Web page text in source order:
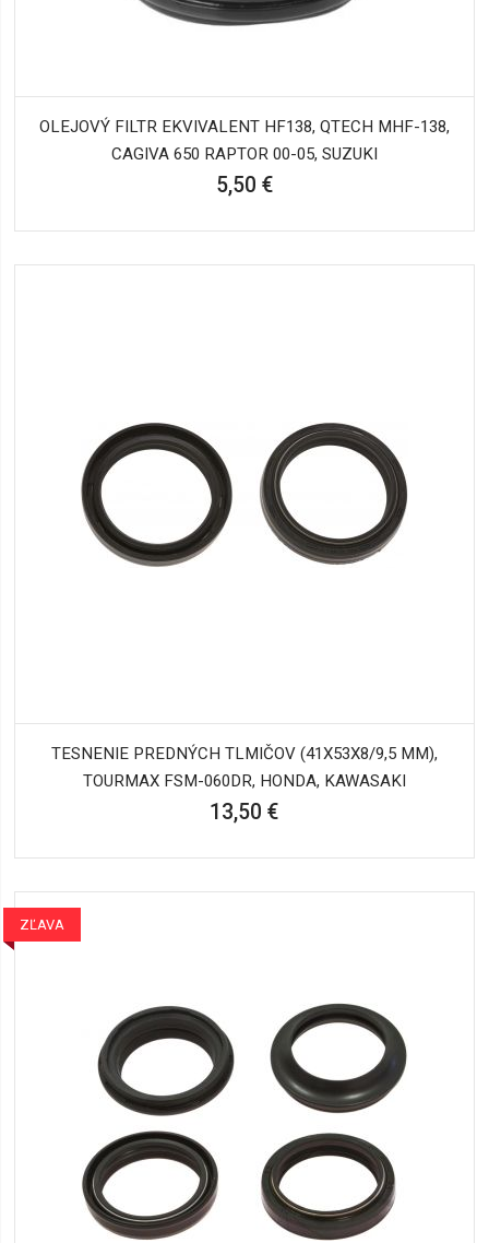
OLEJOVÝ FILTR EKVIVALENT HF138, QTECH MHF-138,
CAGIVA 650 RAPTOR 00-05, SUZUKI
5,50 €
TESNENIE PREDNÝCH TLMIČOV (41X53X8/9,5 MM),
TOURMAX FSM-060DR, HONDA, KAWASAKI
13,50 €
ZĽAVA